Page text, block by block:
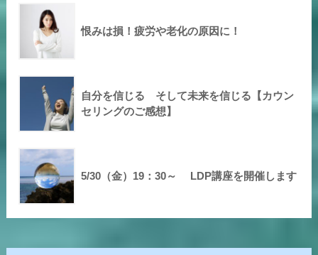
恨みは損！疲労や老化の原因に！
自分を信じる そして未来を信じる【カウン
セリングのご感想】
5/30（金）19：30～ LDP講座を開催します